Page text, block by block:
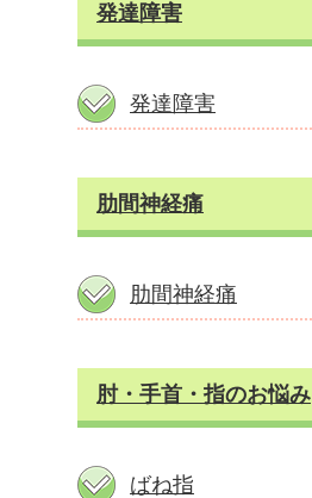
発達障害
発達障害
肋間神経痛
肋間神経痛
肘・手首・指のお悩み
ばね指